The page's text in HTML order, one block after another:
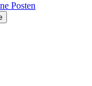
Posten